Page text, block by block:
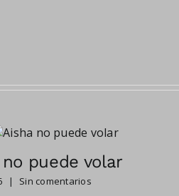
puede volar
| Sin comentarios